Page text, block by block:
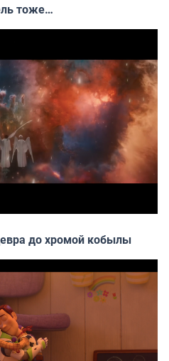
тоже…
до хромой кобылы